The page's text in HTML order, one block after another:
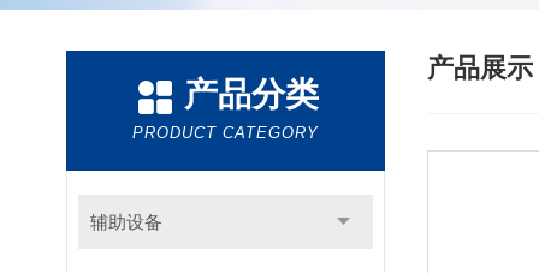
产品分类
PRODUCT CATEGORY
辅助设备
产品展示